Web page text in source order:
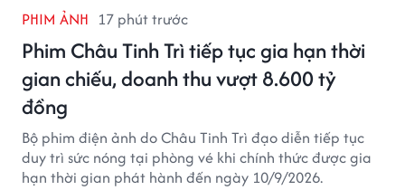
PHIM ẢNH 17 phút trước
Phim Châu Tinh Trì tiếp tục gia hạn thời
gian chiếu, doanh thu vượt 8.600 tỷ
đồng
Bộ phim điện ảnh do Châu Tinh Trì đạo diễn tiếp tục
duy trì sức nóng tại phòng vé khi chính thức được gia
hạn thời gian phát hành đến ngày 10/9/2026.